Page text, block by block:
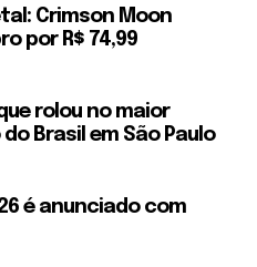
Crimson Moon
por R$ 74,99
rolou no maior
Brasil em São Paulo
é anunciado com